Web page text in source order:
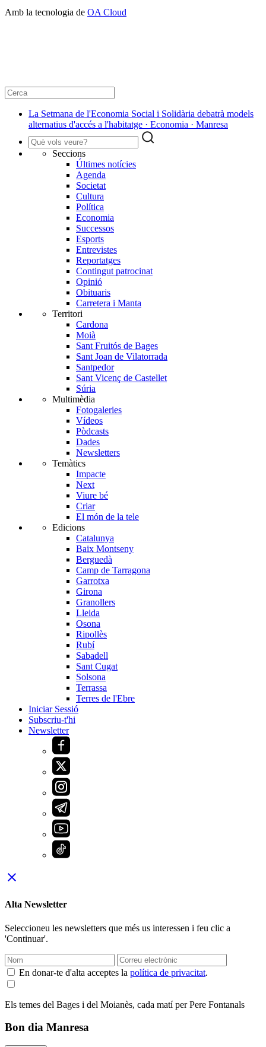
Amb la tecnologia de OA Cloud
La Setmana de l'Economia Social i Solidària debatrà models
alternatius d'accés a l'habitatge · Economia · Manresa
Seccions
Últimes notícies
Agenda
Societat
Cultura
Política
Economia
Successos
Esports
Entrevistes
Reportatges
Contingut patrocinat
Opinió
Obituaris
Carretera i Manta
Territori
Cardona
Moià
Sant Fruitós de Bages
Sant Joan de Vilatorrada
Santpedor
Sant Vicenç de Castellet
Súria
Multimèdia
Fotogaleries
Vídeos
Pòdcasts
Dades
Newsletters
Temàtics
Impacte
Next
Viure bé
Criar
El món de la tele
Edicions
Catalunya
Baix Montseny
Berguedà
Camp de Tarragona
Garrotxa
Girona
Granollers
Lleida
Osona
Ripollès
Rubí
Sabadell
Sant Cugat
Solsona
Terrassa
Terres de l'Ebre
Iniciar Sessió
Subscriu-t'hi
Newsletter
close
Alta Newsletter
Seleccioneu les newsletters que més us interessen i feu clic a
'Continuar'.
En donar-te d'alta acceptes la política de privacitat.
Els temes del Bages i del Moianès, cada matí per Pere Fontanals
Bon dia Manresa